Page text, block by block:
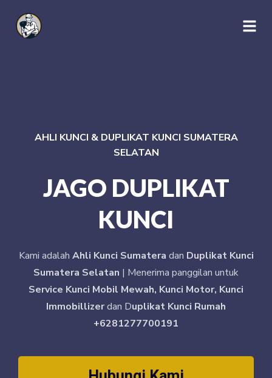
AHLI KUNCI & DUPLIKAT KUNCI SUMATERA
SELATAN
JAGO DUPLIKAT
KUNCI
Kami adalah Ahli Kunci Sumatera dan Duplikat Kunci
Sumatera Selatan | Menerima panggilan untuk
Service Kunci Mobil Mewah, Kunci Motor, Kunci
Immobillizerdan Duplikat Kunci Rumah
+6281277700191